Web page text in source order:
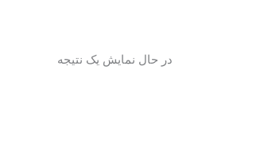
در حال نمایش یک نتیجه